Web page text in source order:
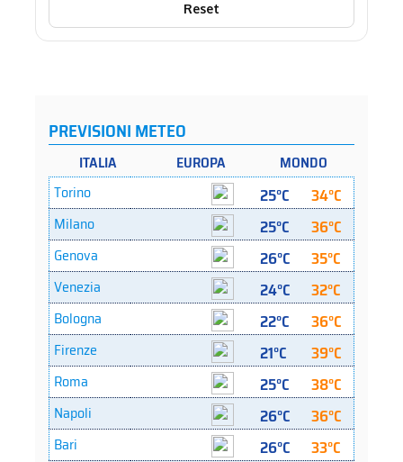
Reset